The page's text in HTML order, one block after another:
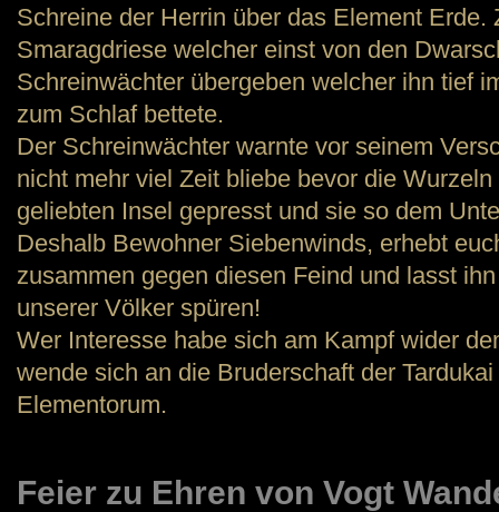
Schreine der Herrin über das Element Erde.
Smaragdriese welcher einst von den
Schreinwächter übergeben welcher ihn tief
zum Schlaf bettete.
Der Schreinwächter warnte vor seinem
nicht mehr viel Zeit bliebe bevor die
geliebten Insel gepresst und sie so dem
Deshalb Bewohner Siebenwinds, erhebt
zusammen gegen diesen Feind und lasst
unserer Völker spüren!
Wer Interesse habe sich am Kampf wider
wende sich an die Bruderschaft der
Elementorum.
Feier zu Ehren von Vogt